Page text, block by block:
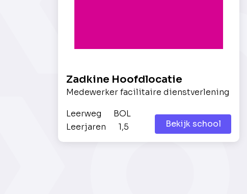
Zadkine Hoofdlocatie
Medewerker facilitaire dienstverlening
Leerweg
BOL
Leerjaren
1,5 Bekijk school